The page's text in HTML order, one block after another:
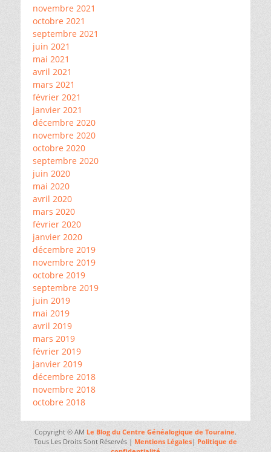
novembre 2021
octobre 2021
septembre 2021
juin 2021
mai 2021
avril 2021
mars 2021
février 2021
janvier 2021
décembre 2020
novembre 2020
octobre 2020
septembre 2020
juin 2020
mai 2020
avril 2020
mars 2020
février 2020
janvier 2020
décembre 2019
novembre 2019
octobre 2019
septembre 2019
juin 2019
mai 2019
avril 2019
mars 2019
février 2019
janvier 2019
décembre 2018
novembre 2018
octobre 2018
Copyright © AM Le Blog du Centre Généalogique de Touraine.
Tous Les Droits Sont Réservés | Mentions Légales| Politique de